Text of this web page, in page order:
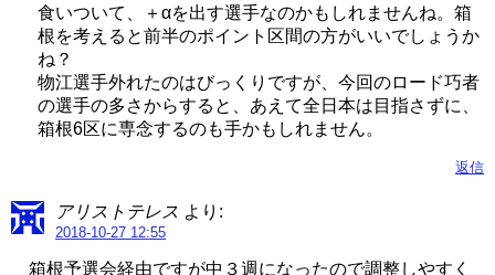
食いついて、＋αを出す選手なのかもしれませんね。箱
根を考えると前半のポイント区間の方がいいでしょうか
ね？
物江選手外れたのはびっくりですが、今回のロード巧者
の選手の多さからすると、あえて全日本は目指さずに、
箱根6区に専念するのも手かもしれません。
返信
アリストテレス より:
2018-10-27 12:55
箱根予選会経由ですが中３週になったので調整しやすく